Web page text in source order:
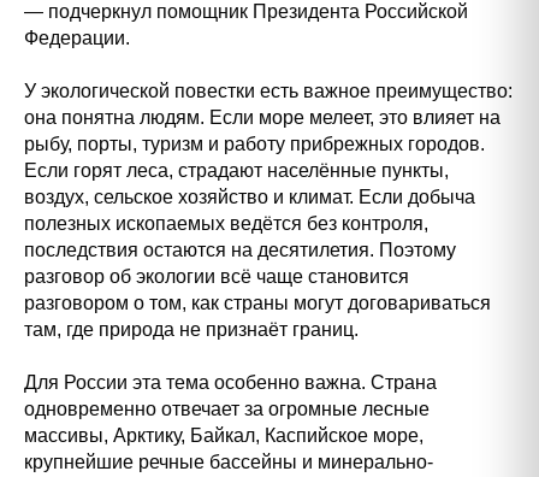
— подчеркнул помощник Президента Российской
Федерации.
У экологической повестки есть важное преимущество:
она понятна людям. Если море мелеет, это влияет на
рыбу, порты, туризм и работу прибрежных городов.
Если горят леса, страдают населённые пункты,
воздух, сельское хозяйство и климат. Если добыча
полезных ископаемых ведётся без контроля,
последствия остаются на десятилетия. Поэтому
разговор об экологии всё чаще становится
разговором о том, как страны могут договариваться
там, где природа не признаёт границ.
Для России эта тема особенно важна. Страна
одновременно отвечает за огромные лесные
массивы, Арктику, Байкал, Каспийское море,
крупнейшие речные бассейны и минерально-